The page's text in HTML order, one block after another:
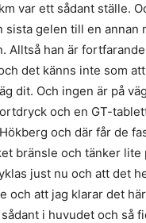
var ett sådant ställe.
gelen till en annan
Alltså han är
det känns inte som
dit. Och ingen är på
och en GT-
och där får de
bränsle och tänker
just nu och att det
och att jag klarar det
i huvudet och så